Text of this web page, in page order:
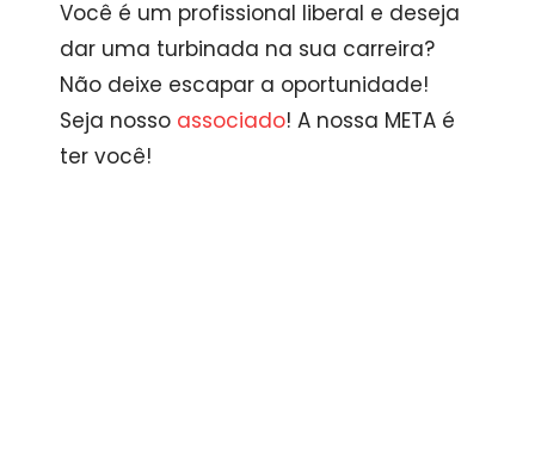
Você é um profissional liberal e deseja
dar uma turbinada na sua carreira?
Não deixe escapar a oportunidade!
Seja nosso associado! A nossa META é
ter você!